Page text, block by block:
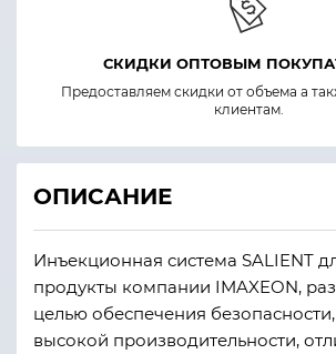
СКИДКИ ОПТОВЫМ
Предоставляем скидки от объема а
клиентам.
ОПИСАНИЕ
Инъекционная система SALIENT
продукты компании IMAXEON,
целью обеспечения
высокой производительности,